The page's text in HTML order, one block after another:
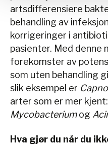
artsdifferensiere
behandling av
korrigeringer i
pasienter. Med denne
forekomster av
som uten behandling
slik eksempel er
arter som er mer kjent:
Mycobacteriumog
Hva gjør du når du